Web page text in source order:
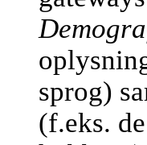
sprog)
(f.eks.